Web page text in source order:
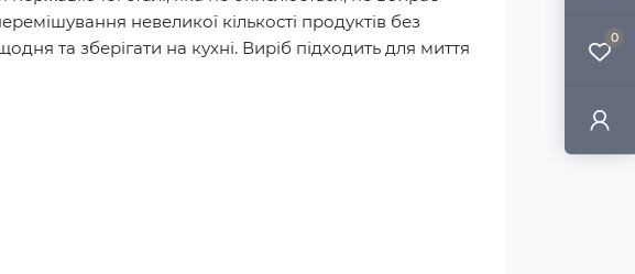
0
невеликої кількості продуктів без
та зберігати на кухні. Виріб підходить для миття